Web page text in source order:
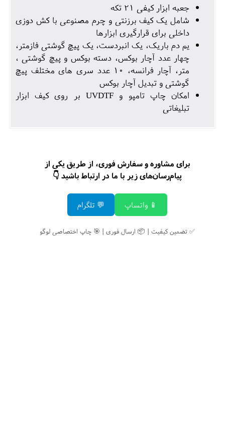
جعبه ابزار کیفی 21 تکه
شامل یک کیف برزنتی و چرم مصنوعی با کش دوزی
داخلی برای قرارگیری ابزارها
یم دم باریک، یک انبردست، یک پیچ گوشتی فازمتر،
چهار عدد آچار بوکس، دسته بوکس و پیچ گوشتی ،
متر، آچار فرانسه، 10 عدد سری های مختلف پیچ
گوشتی و تبدیل آچار بوکس
امکان چاپ تامپو و UVDTF بر روی کیف ابزار
تبلیغاتی
برای مشاوره و سفارش فوری، از طریق یکی از
پیام‌رسان‌های زیر با ما در ارتباط باشید 👇
📱 واتساپ 💬 تلگرام
✅ تضمین کیفیت | 📦 ارسال فوری | 🎯 چاپ اختصاصی لوگو